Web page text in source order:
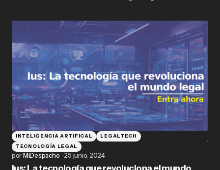
INTELIGENCIA ARTIFICAL
LEGALTECH
TECNOLOGÍA LEGAL
porMiDespacho 25 junio, 2024
Ius: La tecnología que revoluciona el mundo